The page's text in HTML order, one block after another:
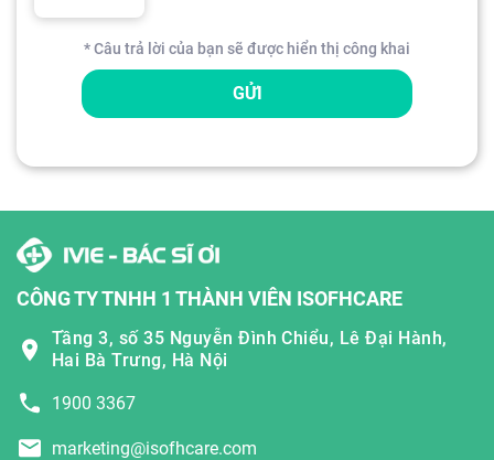
* Câu trả lời của bạn sẽ được hiển thị công khai
GỬI
CÔNG TY TNHH 1 THÀNH VIÊN ISOFHCARE
Tầng 3, số 35 Nguyễn Đình Chiểu, Lê Đại Hành,
Hai Bà Trưng, Hà Nội
1900 3367
marketing@isofhcare.com